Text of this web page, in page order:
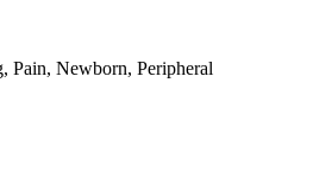
Pain, Newborn, Peripheral